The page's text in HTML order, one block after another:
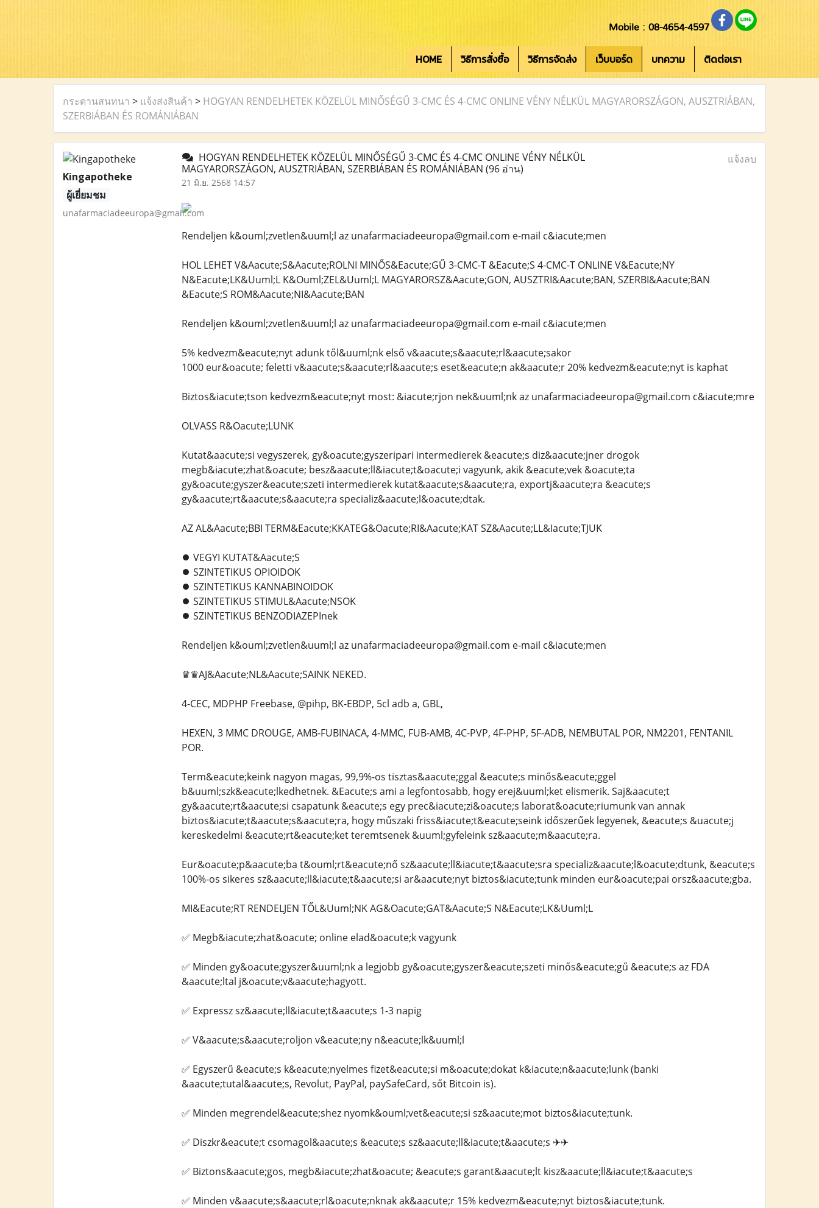
Mobile : 08-4654-4597
HOME วิธีการสั่งซื้อ วิธีการจัดส่ง เว็บบอร์ด บทความ ติดต่อเรา
กระดานสนทนา > แจ้งส่งสินค้า > HOGYAN RENDELHETEK KÖZELÜL MINŐSÉGŰ 3-CMC ÉS 4-CMC ONLINE VÉNY NÉLKÜL MAGYARORSZÁGON, AUSZTRIÁBAN,
SZERBIÁBAN ÉS ROMÁNIÁBAN
Kingapotheke
ผู้เยี่ยมชม
unafarmaciadeeuropa@gmail.com
HOGYAN RENDELHETEK KÖZELÜL MINŐSÉGŰ 3-CMC ÉS 4-CMC ONLINE VÉNY NÉLKÜL
MAGYARORSZÁGON, AUSZTRIÁBAN, SZERBIÁBAN ÉS ROMÁNIÁBAN (96 อ่าน)
21 มิ.ย. 2568 14:57
แจ้งลบ
Rendeljen k&ouml;zvetlen&uuml;l az unafarmaciadeeuropa@gmail.com e-mail c&iacute;men
HOL LEHET V&Aacute;S&Aacute;ROLNI MINŐS&Eacute;GŰ 3-CMC-T &Eacute;S 4-CMC-T ONLINE V&Eacute;NY
N&Eacute;LK&Uuml;L K&Ouml;ZEL&Uuml;L MAGYARORSZ&Aacute;GON, AUSZTRI&Aacute;BAN, SZERBI&Aacute;BAN
&Eacute;S ROM&Aacute;NI&Aacute;BAN
Rendeljen k&ouml;zvetlen&uuml;l az unafarmaciadeeuropa@gmail.com e-mail c&iacute;men
5% kedvezm&eacute;nyt adunk től&uuml;nk első v&aacute;s&aacute;rl&aacute;sakor
1000 eur&oacute; feletti v&aacute;s&aacute;rl&aacute;s eset&eacute;n ak&aacute;r 20% kedvezm&eacute;nyt is kaphat
Biztos&iacute;tson kedvezm&eacute;nyt most: &iacute;rjon nek&uuml;nk az unafarmaciadeeuropa@gmail.com c&iacute;mre
OLVASS R&Oacute;LUNK
Kutat&aacute;si vegyszerek, gy&oacute;gyszeripari intermedierek &eacute;s diz&aacute;jner drogok
megb&iacute;zhat&oacute; besz&aacute;ll&iacute;t&oacute;i vagyunk, akik &eacute;vek &oacute;ta
gy&oacute;gyszer&eacute;szeti intermedierek kutat&aacute;s&aacute;ra, exportj&aacute;ra &eacute;s
gy&aacute;rt&aacute;s&aacute;ra specializ&aacute;l&oacute;dtak.
AZ AL&Aacute;BBI TERM&Eacute;KKATEG&Oacute;RI&Aacute;KAT SZ&Aacute;LL&Iacute;TJUK
⏺️ VEGYI KUTAT&Aacute;S
⏺️ SZINTETIKUS OPIOIDOK
⏺️ SZINTETIKUS KANNABINOIDOK
⏺️ SZINTETIKUS STIMUL&Aacute;NSOK
⏺️ SZINTETIKUS BENZODIAZEPInek
Rendeljen k&ouml;zvetlen&uuml;l az unafarmaciadeeuropa@gmail.com e-mail c&iacute;men
♛♛AJ&Aacute;NL&Aacute;SAINK NEKED.
4-CEC, MDPHP Freebase, @pihp, BK-EBDP, 5cl adb a, GBL,
HEXEN, 3 MMC DROUGE, AMB-FUBINACA, 4-MMC, FUB-AMB, 4C-PVP, 4F-PHP, 5F-ADB, NEMBUTAL POR, NM2201, FENTANIL
POR.
Term&eacute;keink nagyon magas, 99,9%-os tisztas&aacute;ggal &eacute;s minős&eacute;ggel
b&uuml;szk&eacute;lkedhetnek. &Eacute;s ami a legfontosabb, hogy erej&uuml;ket elismerik. Saj&aacute;t
gy&aacute;rt&aacute;si csapatunk &eacute;s egy prec&iacute;zi&oacute;s laborat&oacute;riumunk van annak
biztos&iacute;t&aacute;s&aacute;ra, hogy műszaki friss&iacute;t&eacute;seink időszerűek legyenek, &eacute;s &uacute;j
kereskedelmi &eacute;rt&eacute;ket teremtsenek &uuml;gyfeleink sz&aacute;m&aacute;ra.
Eur&oacute;p&aacute;ba t&ouml;rt&eacute;nő sz&aacute;ll&iacute;t&aacute;sra specializ&aacute;l&oacute;dtunk, &eacute;s
100%-os sikeres sz&aacute;ll&iacute;t&aacute;si ar&aacute;nyt biztos&iacute;tunk minden eur&oacute;pai orsz&aacute;gba.
MI&Eacute;RT RENDELJEN TŐL&Uuml;NK AG&Oacute;GAT&Aacute;S N&Eacute;LK&Uuml;L
✅ Megb&iacute;zhat&oacute; online elad&oacute;k vagyunk
✅ Minden gy&oacute;gyszer&uuml;nk a legjobb gy&oacute;gyszer&eacute;szeti minős&eacute;gű &eacute;s az FDA
&aacute;ltal j&oacute;v&aacute;hagyott.
✅ Expressz sz&aacute;ll&iacute;t&aacute;s 1-3 napig
✅ V&aacute;s&aacute;roljon v&eacute;ny n&eacute;lk&uuml;l
✅ Egyszerű &eacute;s k&eacute;nyelmes fizet&eacute;si m&oacute;dokat k&iacute;n&aacute;lunk (banki
&aacute;tutal&aacute;s, Revolut, PayPal, paySafeCard, sőt Bitcoin is).
✅ Minden megrendel&eacute;shez nyomk&ouml;vet&eacute;si sz&aacute;mot biztos&iacute;tunk.
✅ Diszkr&eacute;t csomagol&aacute;s &eacute;s sz&aacute;ll&iacute;t&aacute;s ✈✈
✅ Biztons&aacute;gos, megb&iacute;zhat&oacute; &eacute;s garant&aacute;lt kisz&aacute;ll&iacute;t&aacute;s
✅ Minden v&aacute;s&aacute;rl&oacute;nknak ak&aacute;r 15% kedvezm&eacute;nyt biztos&iacute;tunk.